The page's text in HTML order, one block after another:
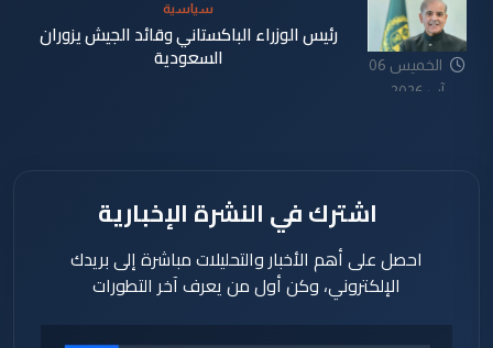
الخميس 06
آب 2026
سياسية
رئيس الوزراء الباكستاني وقائد الجيش يزوران
السعودية
اشترك في النشرة الإخبارية
احصل على أهم الأخبار والتحليلات مباشرة إلى بريدك
الإلكتروني، وكن أول من يعرف آخر التطورات